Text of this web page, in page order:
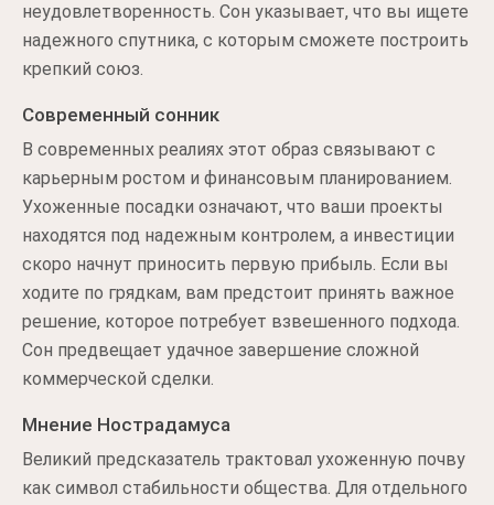
неудовлетворенность. Сон указывает, что вы ищете
надежного спутника, с которым сможете построить
крепкий союз.
Современный сонник
В современных реалиях этот образ связывают с
карьерным ростом и финансовым планированием.
Ухоженные посадки означают, что ваши проекты
находятся под надежным контролем, а инвестиции
скоро начнут приносить первую прибыль. Если вы
ходите по грядкам, вам предстоит принять важное
решение, которое потребует взвешенного подхода.
Сон предвещает удачное завершение сложной
коммерческой сделки.
Мнение Нострадамуса
Великий предсказатель трактовал ухоженную почву
как символ стабильности общества. Для отдельного